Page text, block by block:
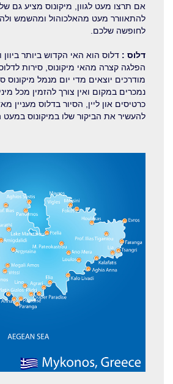
אם תרצו מעט לגוון, מיקונוס מציע גם
להתאוורר מעט מהאלכוהול ומהשמש
לחופשה שלכם.
דלוס : דלוס הוא האי הקדוש ביותר
הפלגה קצרה מהאי מיקונוס, סירות
מודרכים יוצאים מדי יום מנמל מיקונוס
נמכרים במקום ואין צורך להזמין מכל
כרטיסים און ליין, הסיור בדלוס מעניין
להעשיר את הביקור שלו במיקונוס במעט